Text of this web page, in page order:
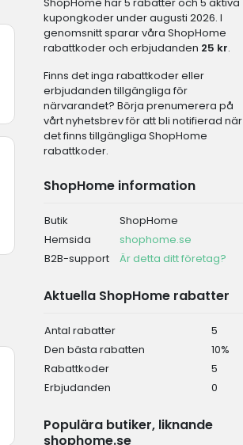
kupongkoder under augusti 2026. I
genomsnitt sparar våra ShopHome
rabattkoder och erbjudanden 25 kr.
Finns det inga rabattkoder eller
erbjudanden tillgängliga för
närvarandet? Börja prenumerera på
vårt nyhetsbrev för att bli notifierad när
det finns tillgängliga ShopHome
rabattkoder.
ShopHome information
Butik
ShopHome
Hemsida
shophome.se
B2B-support
Är detta ditt företag?
Aktuella ShopHome rabatter
Antal rabatter
5
Den bästa rabatten
10%
Rabattkoder
5
Erbjudanden
0
Populära butiker, liknande
shophome.se